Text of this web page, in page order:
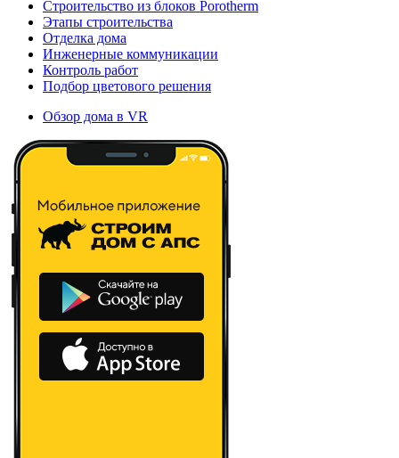
Строительство из блоков Porotherm
Этапы строительства
Отделка дома
Инженерные коммуникации
Контроль работ
Подбор цветового решения
Обзор дома в VR